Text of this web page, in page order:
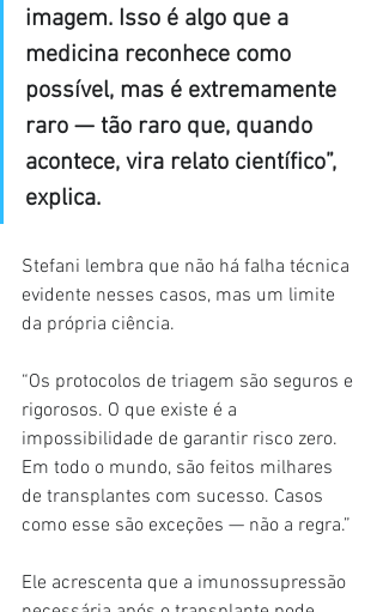
imagem. Isso é algo que a
medicina reconhece como
possível, mas é extremamente
raro — tão raro que, quando
acontece, vira relato científico”,
explica.
Stefani lembra que não há falha técnica
evidente nesses casos, mas um limite
da própria ciência.
“Os protocolos de triagem são seguros e
rigorosos. O que existe é a
impossibilidade de garantir risco zero.
Em todo o mundo, são feitos milhares
de transplantes com sucesso. Casos
como esse são exceções — não a regra.”
Ele acrescenta que a imunossupressão